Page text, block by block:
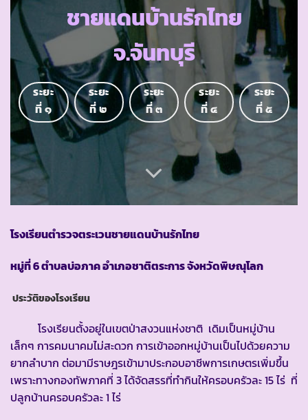
ชายแดนบ้านรักไทย
จ.จันทบุรี
ระยะ
ที่ ๑
ระยะ
ที่ ๒
ระยะ
ที่ ๓
ระยะ
ที่ ๔
ระยะ
ที่ ๕
โรงเรียนตำรวจตระเวนชายแดนบ้านรักไทย
หมู่ที่ 6 ตำบลบ่อภาค อำเภอชาติตระการ จังหวัดพิษณุโลก
ประวัติของโรงเรียน
โรงเรียนตั้งอยู่ในเขตป่าสงวนแห่งชาติ เดิมเป็นหมู่บ้าน
เล็กๆ การคมนาคมไม่สะดวก การเข้าออกหมู่บ้านเป็นไปด้วยความ
ยากลำบาก ต่อมามีราษฎรเข้ามาประกอบอาชีพการเกษตรเพิ่มขึ้น
เพราะทางกองทัพภาคที่ 3 ได้จัดสรรที่ทำกินให้ครอบครัวละ 15 ไร่ ที่
ปลูกบ้านครอบครัวละ 1 ไร่